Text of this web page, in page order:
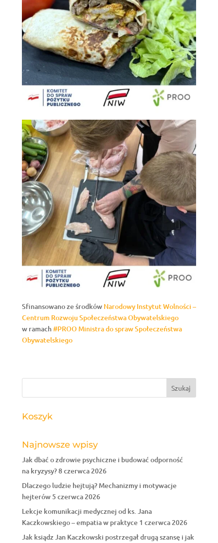
Sfinansowano ze środkówNarodowy Instytut Wolności –
Centrum Rozwoju Społeczeństwa Obywatelskiego
w ramach#PROOMinistra do spraw Społeczeństwa
Obywatelskiego
Koszyk
Najnowsze wpisy
Jak dbać o zdrowie psychiczne i budować odporność
na kryzysy?8 czerwca 2026
Dlaczego ludzie hejtują? Mechanizmy i motywacje
hejterów 5 czerwca 2026
Lekcje komunikacji medycznej od ks. Jana
Kaczkowskiego – empatia w praktyce 1 czerwca 2026
Jak ksiądz Jan Kaczkowski postrzegał drugą szansę i jak